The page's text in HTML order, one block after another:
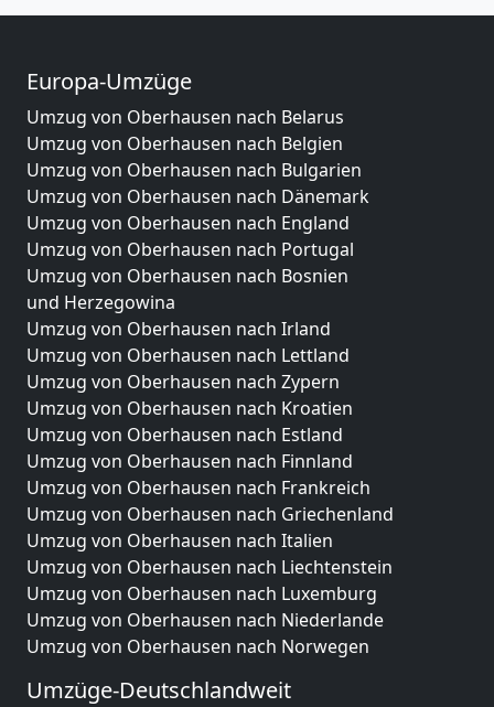
Europa-Umzüge
Umzug von Oberhausen nach Belarus
Umzug von Oberhausen nach Belgien
Umzug von Oberhausen nach Bulgarien
Umzug von Oberhausen nach Dänemark
Umzug von Oberhausen nach England
Umzug von Oberhausen nach Portugal
Umzug von Oberhausen nach Bosnien
und Herzegowina
Umzug von Oberhausen nach Irland
Umzug von Oberhausen nach Lettland
Umzug von Oberhausen nach Zypern
Umzug von Oberhausen nach Kroatien
Umzug von Oberhausen nach Estland
Umzug von Oberhausen nach Finnland
Umzug von Oberhausen nach Frankreich
Umzug von Oberhausen nach Griechenland
Umzug von Oberhausen nach Italien
Umzug von Oberhausen nach Liechtenstein
Umzug von Oberhausen nach Luxemburg
Umzug von Oberhausen nach Niederlande
Umzug von Oberhausen nach Norwegen
Umzüge-Deutschlandweit